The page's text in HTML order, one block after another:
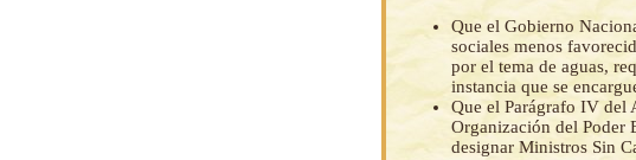
Que el Gobierno
sociales menos
por el tema de aguas,
instancia que se
Que el Parágrafo IV del
Organización del Poder
designar Ministros Sin